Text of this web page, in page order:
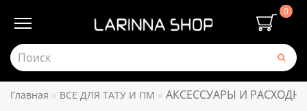
0
Главная ВСЕ ДЛЯ ТАТУ И ПМ АКСЕССУАРЫ И